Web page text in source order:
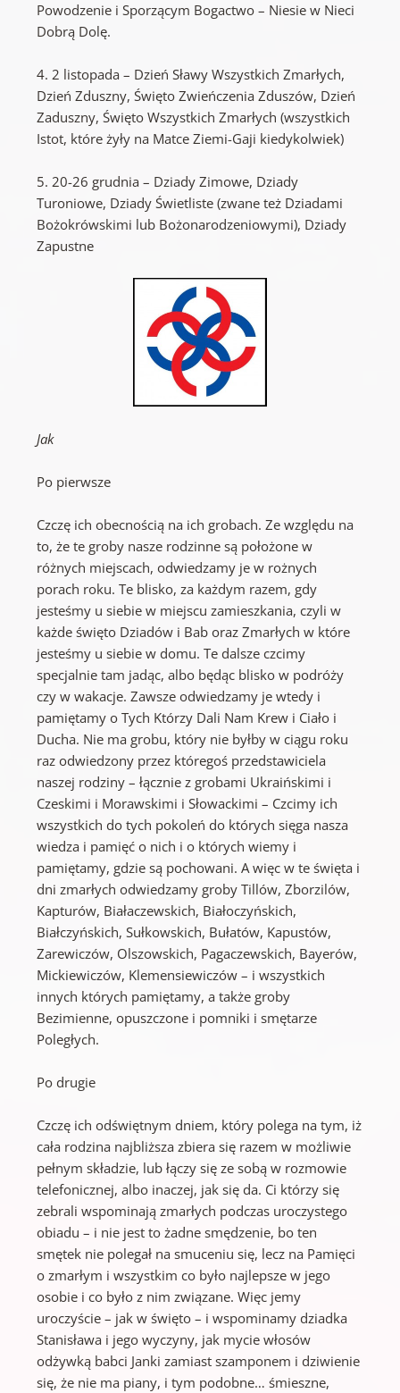
Powodzenie i Sporzącym Bogactwo – Niesie w Nieci
Dobrą Dolę.
4. 2 listopada – Dzień Sławy Wszystkich Zmarłych,
Dzień Zduszny, Święto Zwieńczenia Zduszów, Dzień
Zaduszny, Święto Wszystkich Zmarłych (wszystkich
Istot, które żyły na Matce Ziemi-Gaji kiedykolwiek)
5. 20-26 grudnia – Dziady Zimowe, Dziady
Turoniowe, Dziady Świetliste (zwane też Dziadami
Bożokrówskimi lub Bożonarodzeniowymi), Dziady
Zapustne
Jak
Po pierwsze
Czczę ich obecnością na ich grobach. Ze względu na
to, że te groby nasze rodzinne są położone w
różnych miejscach, odwiedzamy je w rożnych
porach roku. Te blisko, za każdym razem, gdy
jesteśmy u siebie w miejscu zamieszkania, czyli w
każde święto Dziadów i Bab oraz Zmarłych w które
jesteśmy u siebie w domu. Te dalsze czcimy
specjalnie tam jadąc, albo będąc blisko w podróży
czy w wakacje. Zawsze odwiedzamy je wtedy i
pamiętamy o Tych Którzy Dali Nam Krew i Ciało i
Ducha. Nie ma grobu, który nie byłby w ciągu roku
raz odwiedzony przez któregoś przedstawiciela
naszej rodziny – łącznie z grobami Ukraińskimi i
Czeskimi i Morawskimi i Słowackimi – Czcimy ich
wszystkich do tych pokoleń do których sięga nasza
wiedza i pamięć o nich i o których wiemy i
pamiętamy, gdzie są pochowani. A więc w te święta i
dni zmarłych odwiedzamy groby Tillów, Zborzilów,
Kapturów, Białaczewskich, Białoczyńskich,
Białczyńskich, Sułkowskich, Bułatów, Kapustów,
Zarewiczów, Olszowskich, Pagaczewskich, Bayerów,
Mickiewiczów, Klemensiewiczów – i wszystkich
innych których pamiętamy, a także groby
Bezimienne, opuszczone i pomniki i smętarze
Poległych.
Po drugie
Czczę ich odświętnym dniem, który polega na tym, iż
cała rodzina najbliższa zbiera się razem w możliwie
pełnym składzie, lub łączy się ze sobą w rozmowie
telefonicznej, albo inaczej, jak się da. Ci którzy się
zebrali wspominają zmarłych podczas uroczystego
obiadu – i nie jest to żadne smędzenie, bo ten
smętek nie polegał na smuceniu się, lecz na Pamięci
o zmarłym i wszystkim co było najlepsze w jego
osobie i co było z nim związane. Więc jemy
uroczyście – jak w święto – i wspominamy dziadka
Stanisława i jego wyczyny, jak mycie włosów
odżywką babci Janki zamiast szamponem i dziwienie
się, że nie ma piany, i tym podobne… śmieszne,